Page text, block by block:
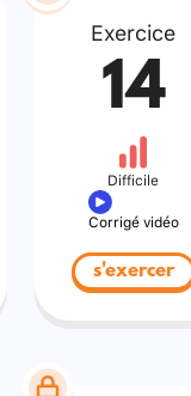
Exercice
14
Difficile
Corrigé vidéo
s'exercer